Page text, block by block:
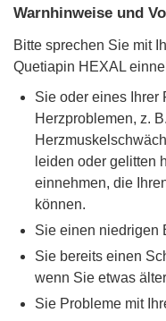
Warnhinweise und
Bitte sprechen Sie mit
Quetiapin HEXAL
Sie oder eines Ihrer
Herzproblemen, z.
leiden oder gelitten
einnehmen, die
können.
Sie einen niedrigen
Sie bereits einen
wenn Sie etwas
Sie Probleme mit